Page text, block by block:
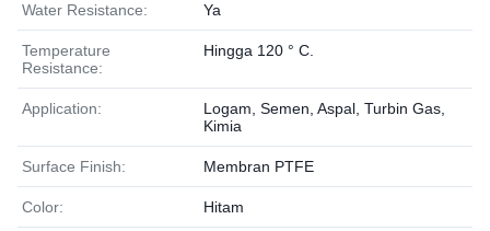
Water Resistance: Ya
Temperature
Resistance:
Hingga 120 ° C.
Application:
Logam, Semen, Aspal, Turbin Gas,
Kimia
Surface Finish: Membran PTFE
Color: Hitam